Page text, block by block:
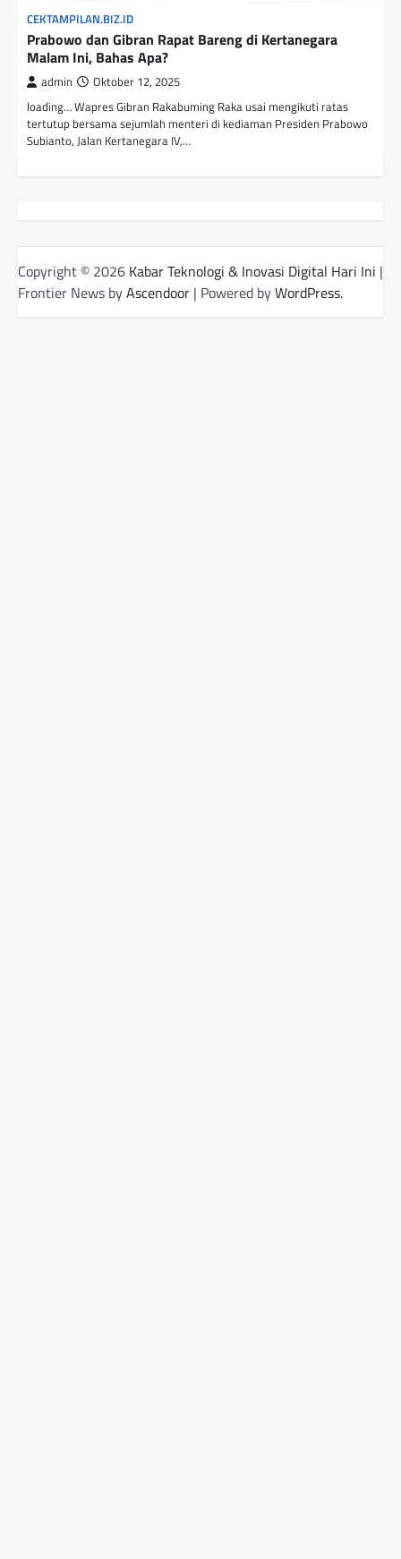
CEKTAMPILAN.BIZ.ID
Prabowo dan Gibran Rapat Bareng di Kertanegara
Malam Ini, Bahas Apa?
admin Oktober 12, 2025
loading… Wapres Gibran Rakabuming Raka usai mengikuti ratas
tertutup bersama sejumlah menteri di kediaman Presiden Prabowo
Subianto, Jalan Kertanegara IV,…
Copyright © 2026 Kabar Teknologi & Inovasi Digital Hari Ini |
Frontier News byAscendoor | Powered byWordPress.